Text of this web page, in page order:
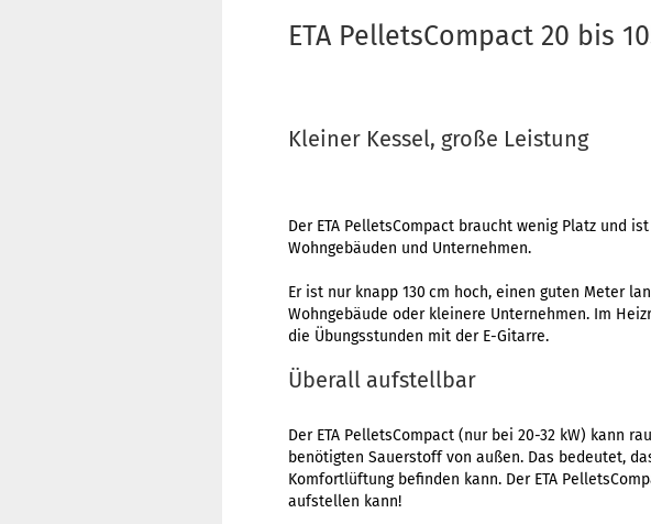
ETA PelletsCompact 20 bis
Kleiner Kessel, große Leistung
Der ETA PelletsCompact braucht wenig Platz und
Wohngebäuden und Unternehmen.
Er ist nur knapp 130 cm hoch, einen guten Meter
Wohngebäude oder kleinere Unternehmen. Im
die Übungsstunden mit der E-Gitarre.
Überall aufstellbar
Der ETA PelletsCompact (nur bei 20-32 kW) kann
benötigten Sauerstoff von außen. Das bedeutet,
Komfortlüftung befinden kann. Der ETA
aufstellen kann!